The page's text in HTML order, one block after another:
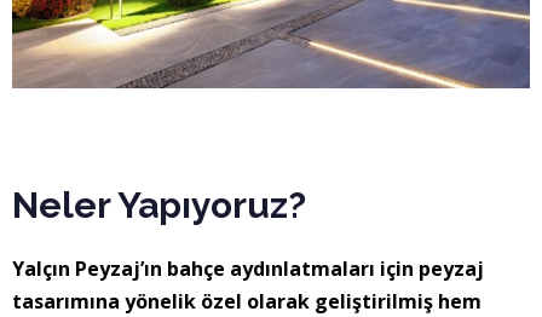
Neler Yapıyoruz?
Yalçın Peyzaj’ın bahçe aydınlatmaları için peyzaj
tasarımına yönelik özel olarak geliştirilmiş hem